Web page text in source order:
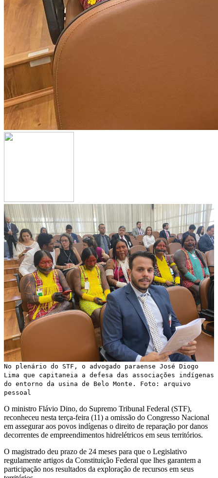
No plenário do STF, o advogado paraense José Diogo
Lima que capitaneia a defesa das associações indígenas
do entorno da usina de Belo Monte. Foto: arquivo
pessoal
O ministro Flávio Dino, do Supremo Tribunal Federal (STF),
reconheceu nesta terça-feira (11) a omissão do Congresso Nacional
em assegurar aos povos indígenas o direito de reparação por danos
decorrentes de empreendimentos hidrelétricos em seus territórios.
O magistrado deu prazo de 24 meses para que o Legislativo
regulamente artigos da Constituição Federal que lhes garantem a
participação nos resultados da exploração de recursos em seus